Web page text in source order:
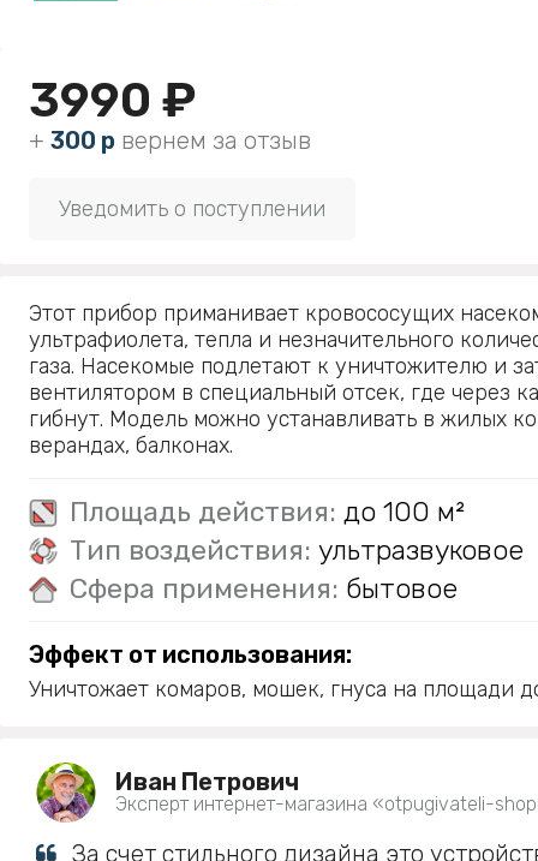
3990 ₽
+ 300 р вернем за отзыв
Уведомить о поступлении
Этот прибор приманивает кровососущих
ультрафиолета, тепла и незначительного
газа. Насекомые подлетают к уничтожителю и
вентилятором в специальный отсек, где через
гибнут. Модель можно устанавливать в жилых
верандах, балконах.
Площадь действия: до 100 м²
Тип воздействия: ультразвуковое
Сфера применения: бытовое
Эффект от использования:
Уничтожает комаров, мошек, гнуса на площади
Иван Петрович
Эксперт интернет-магазина «otpugivateli-
За счет стильного дизайна это